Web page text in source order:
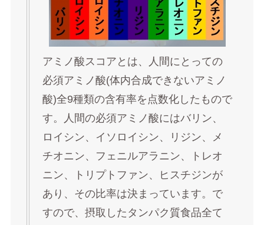
アミノ酸スコアとは、人間にとっての
必須アミノ酸(体内合成できないアミノ
酸)全9種類の含有率を点数化したもので
す。人間の必須アミノ酸にはバリン、
ロイシン、イソロイシン、リジン、メ
チオニン、フェニルアラニン、トレオ
ニン、トリプトファン、ヒスチジンが
あり、その比率は決まっています。で
すので、摂取したタンパク質食品全て